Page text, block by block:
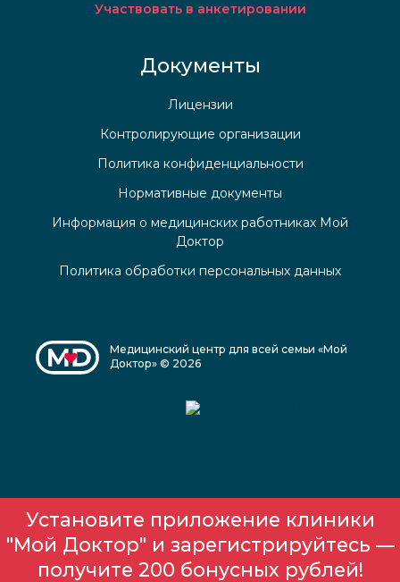
Участвовать в анкетировании
Документы
Лицензии
Контролирующие организации
Политика конфиденциальности
Нормативные документы
Информация о медицинских работниках Мой
Доктор
Политика обработки персональных данных
Медицинский центр для всей семьи «Мой
Доктор» © 2026
Установите приложение клиники
"Мой Доктор" и зарегистрируйтесь —
получите 200 бонусных рублей!